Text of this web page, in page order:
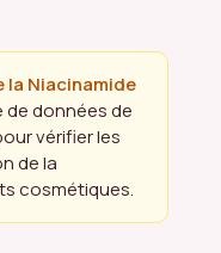
la Niacinamide
de données de
vérifier les
de la
cosmétiques.